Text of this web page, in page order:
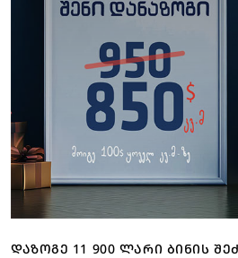
ᲓᲐᲖᲝᲒᲔ 11 900 ᲚᲐᲠᲘ ᲑᲘᲜᲘᲡ